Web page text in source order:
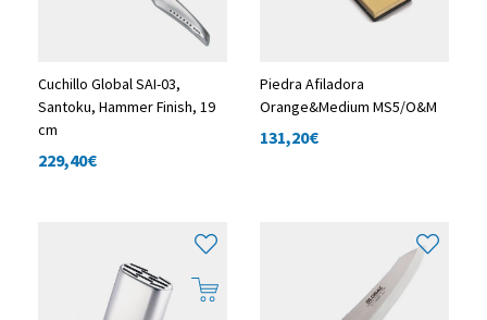
Cuchillo Global SAI-03,
Santoku, Hammer Finish, 19
cm
229,40€
Piedra Afiladora
Orange&Medium MS5/O&M
131,20€